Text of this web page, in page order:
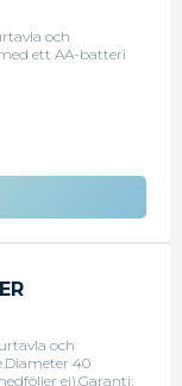
och
ett AA-batteri
och
40
ej).Garanti: